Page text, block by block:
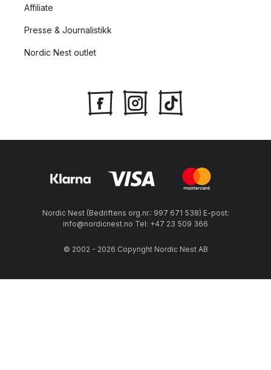
Affiliate
Presse & Journalistikk
Nordic Nest outlet
Nordic Nest (Bedriftens org.nr.: 997 671 538) E-post:
info@nordicnest.no Tel: +47 23 509 366
© 2002 - 2026 Copyright Nordic Nest AB